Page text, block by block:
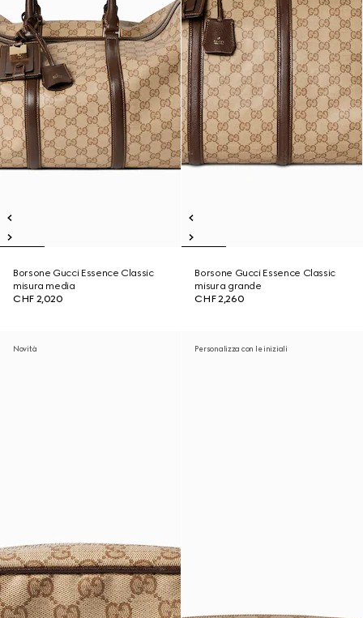
Borsone Gucci Essence Classic
misura media
CHF 2,020
Borsone Gucci Essence Classic
misura grande
CHF 2,260
Novità Personalizza con le iniziali